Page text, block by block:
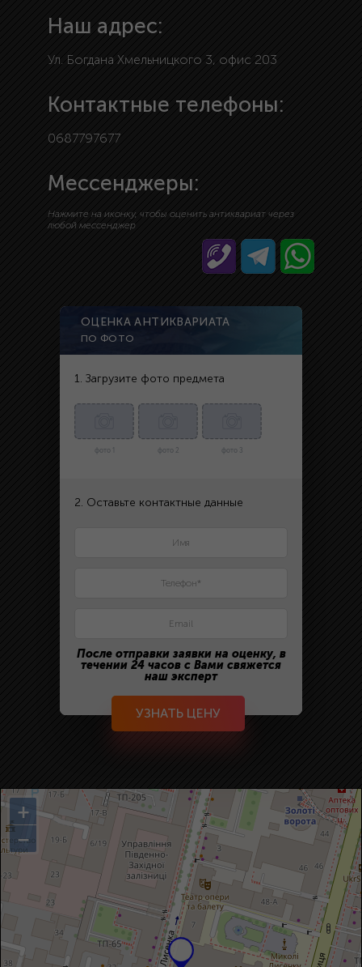
Наш адрес:
Ул. Богдана Хмельницкого 3, офис 203
Контактные телефоны:
0687797677
Мессенджеры:
Нажмите на иконку, чтобы оценить антиквариат через
любой мессенджер
ОЦЕНКА АНТИКВАРИАТА
ПО ФОТО
1. Загрузите фото предмета
фото 1 фото 2 фото 3
2. Оставьте контактные данные
После отправки заявки на оценку, в
течении 24 часов с Вами свяжется
наш эксперт
УЗНАТЬ ЦЕНУ
+
−